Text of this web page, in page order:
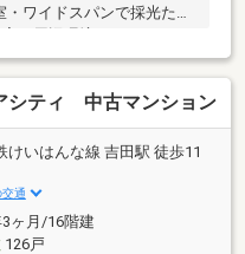
ワイドスパンで採光たっ
ます便利になる立地。
シティ 中古マンション
けいはんな線 吉田駅 徒歩11
通
ヶ月/16階建
126戸